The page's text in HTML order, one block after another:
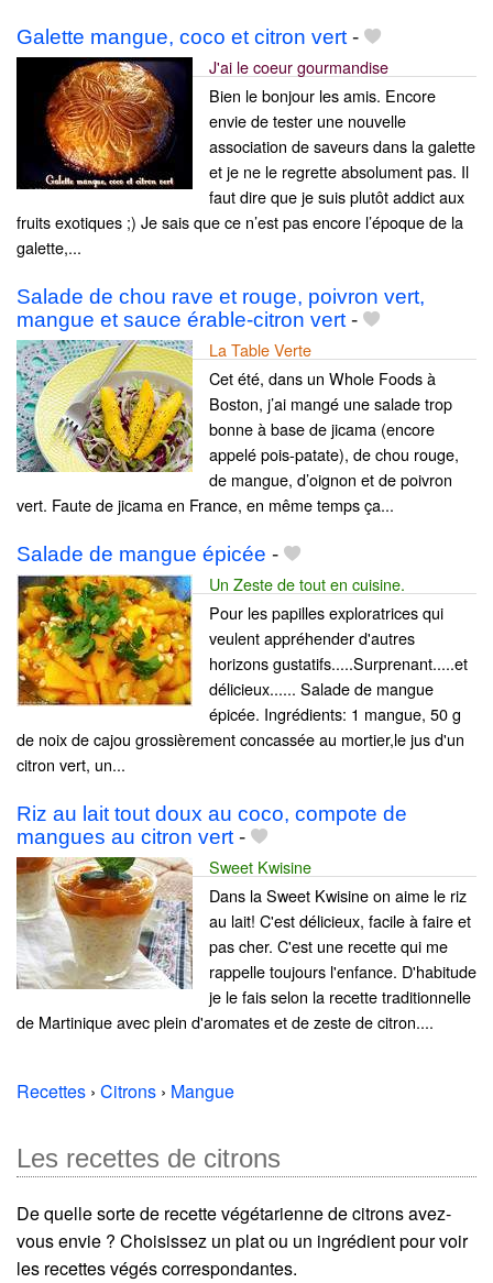
Galette mangue, coco et citron vert -
J'ai le coeur gourmandise
Bien le bonjour les amis. Encore
envie de tester une nouvelle
association de saveurs dans la galette
et je ne le regrette absolument pas. Il
faut dire que je suis plutôt addict aux
fruits exotiques ;) Je sais que ce n’est pas encore l’époque de la
galette,...
Salade de chou rave et rouge, poivron vert,
mangue et sauce érable-citron vert -
La Table Verte
Cet été, dans un Whole Foods à
Boston, j’ai mangé une salade trop
bonne à base de jicama (encore
appelé pois-patate), de chou rouge,
de mangue, d’oignon et de poivron
vert. Faute de jicama en France, en même temps ça...
Salade de mangue épicée -
Un Zeste de tout en cuisine.
Pour les papilles exploratrices qui
veulent appréhender d'autres
horizons gustatifs.....Surprenant.....et
délicieux...... Salade de mangue
épicée. Ingrédients: 1 mangue, 50 g
de noix de cajou grossièrement concassée au mortier,le jus d'un
citron vert, un...
Riz au lait tout doux au coco, compote de
mangues au citron vert-
Sweet Kwisine
Dans la Sweet Kwisine on aime le riz
au lait! C'est délicieux, facile à faire et
pas cher. C'est une recette qui me
rappelle toujours l'enfance. D'habitude
je le fais selon la recette traditionnelle
de Martinique avec plein d'aromates et de zeste de citron....
Recettes › Citrons › Mangue
Les recettes de citrons
De quelle sorte de recette végétarienne de citrons avez-
vous envie ? Choisissez un plat ou un ingrédient pour voir
les recettes végés correspondantes.